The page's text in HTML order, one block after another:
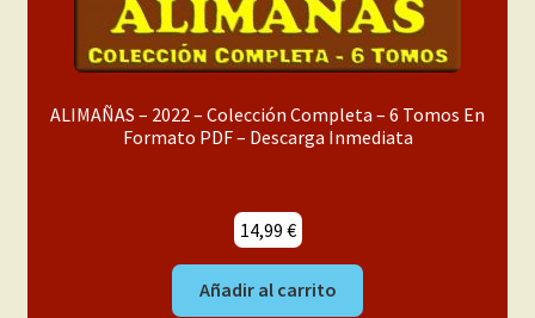
ALIMAÑAS – 2022 – Colección Completa – 6 Tomos En
Formato PDF – Descarga Inmediata
14,99 €
Añadir al carrito